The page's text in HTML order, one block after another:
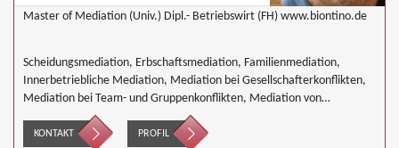
Master of Mediation (Univ.) Dipl.- Betriebswirt (FH) www.biontino.de
Scheidungsmediation, Erbschaftsmediation, Familienmediation,
Innerbetriebliche Mediation, Mediation bei Gesellschafterkonflikten,
Mediation bei Team- und Gruppenkonflikten, Mediation von
Unternehmensnachfolgen, Wirtschaftsmediation
KONTAKT PROFIL